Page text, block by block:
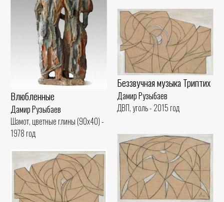
Влюбленные
Дамир Рузыбаев
Шамот, цветные глины (90x40) -
1978 год
Беззвучная музыка Триптих
Дамир Рузыбаев
ДВП, уголь - 2015 год